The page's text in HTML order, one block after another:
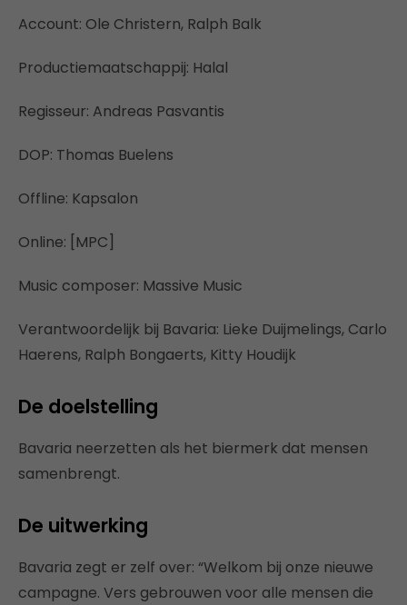
Account: Ole Christern, Ralph Balk
Productiemaatschappij: Halal
Regisseur: Andreas Pasvantis
DOP: Thomas Buelens
Offline: Kapsalon
Online: [MPC]
Music composer: Massive Music
Verantwoordelijk bij Bavaria: Lieke Duijmelings, Carlo
Haerens, Ralph Bongaerts, Kitty Houdijk
De doelstelling
Bavaria neerzetten als het biermerk dat mensen
samenbrengt.
De uitwerking
Bavaria zegt er zelf over: “Welkom bij onze nieuwe
campagne. Vers gebrouwen voor alle mensen die